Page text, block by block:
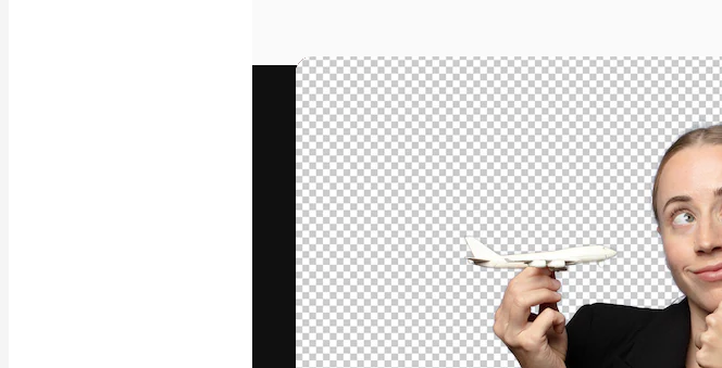
Видео
Видеоролик
Моушн-дизайн
Видеошаблоны
Иконки
3D-модели
Шрифты
Креативная платформа для создания
ваших лучших работ. Более 1 миллиона
подписчиков среди креаторов,
предприятий, агентств и студий.
Pусский
ИИ-
ИИ